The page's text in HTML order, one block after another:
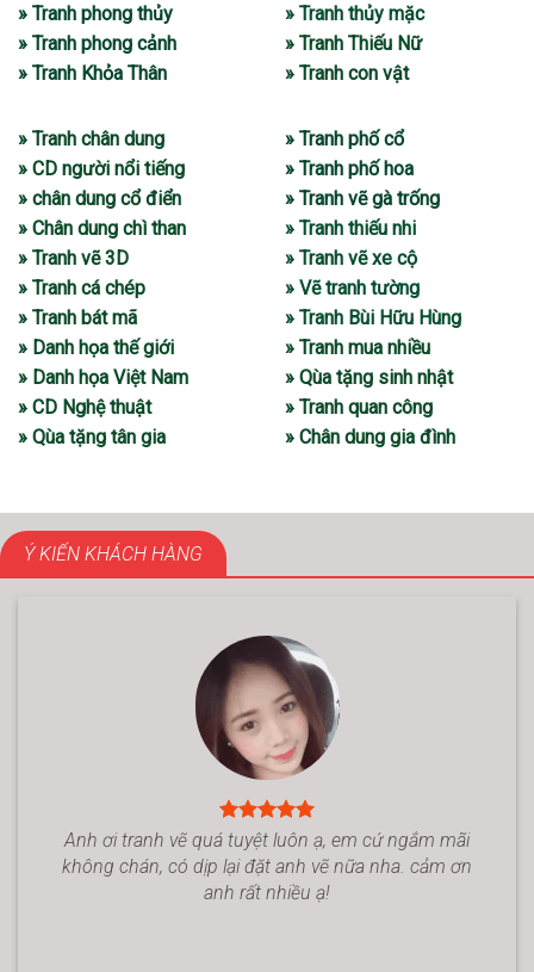
» Tranh phong thủy
» Tranh phong cảnh
» Tranh Khỏa Thân
» Tranh thủy mặc
» Tranh Thiếu Nữ
» Tranh con vật
» Tranh chân dung
» CD người nổi tiếng
» chân dung cổ điển
» Chân dung chì than
» Tranh vẽ 3D
» Tranh cá chép
» Tranh bát mã
» Danh họa thế giới
» Danh họa Việt Nam
» CD Nghệ thuật
» Qùa tặng tân gia
» Tranh phố cổ
» Tranh phố hoa
» Tranh vẽ gà trống
» Tranh thiếu nhi
» Tranh vẽ xe cộ
» Vẽ tranh tường
» Tranh Bùi Hữu Hùng
» Tranh mua nhiều
» Qùa tặng sinh nhật
» Tranh quan công
» Chân dung gia đình
Ý KIẾN KHÁCH HÀNG
Anh ơi tranh vẽ quá tuyệt luôn ạ, em cứ ngắm mãi
không chán, có dịp lại đặt anh vẽ nữa nha. cảm ơn
anh rất nhiều ạ!